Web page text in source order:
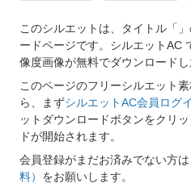
このシルエットは、タイトル「
ードページです。シルエットAC
像度画像が無料でダウンロードし
このページのフリーシルエット
ら、まずシルエットAC会員ログ
ットダウンロードボタンをクリ
ドが開始されます。
会員登録がまだお済みでない方は
料） をお願いします。